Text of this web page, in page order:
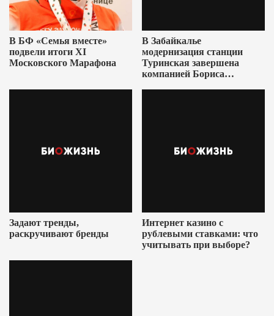
В БФ «Семья вместе»
подвели итоги XI
Московского Марафона
В Забайкалье
модернизация станции
Туринская завершена
компанией Бориса
Задают тренды,
раскручивают бренды
Интернет казино с
рублевыми ставками: что
учитывать при выборе?